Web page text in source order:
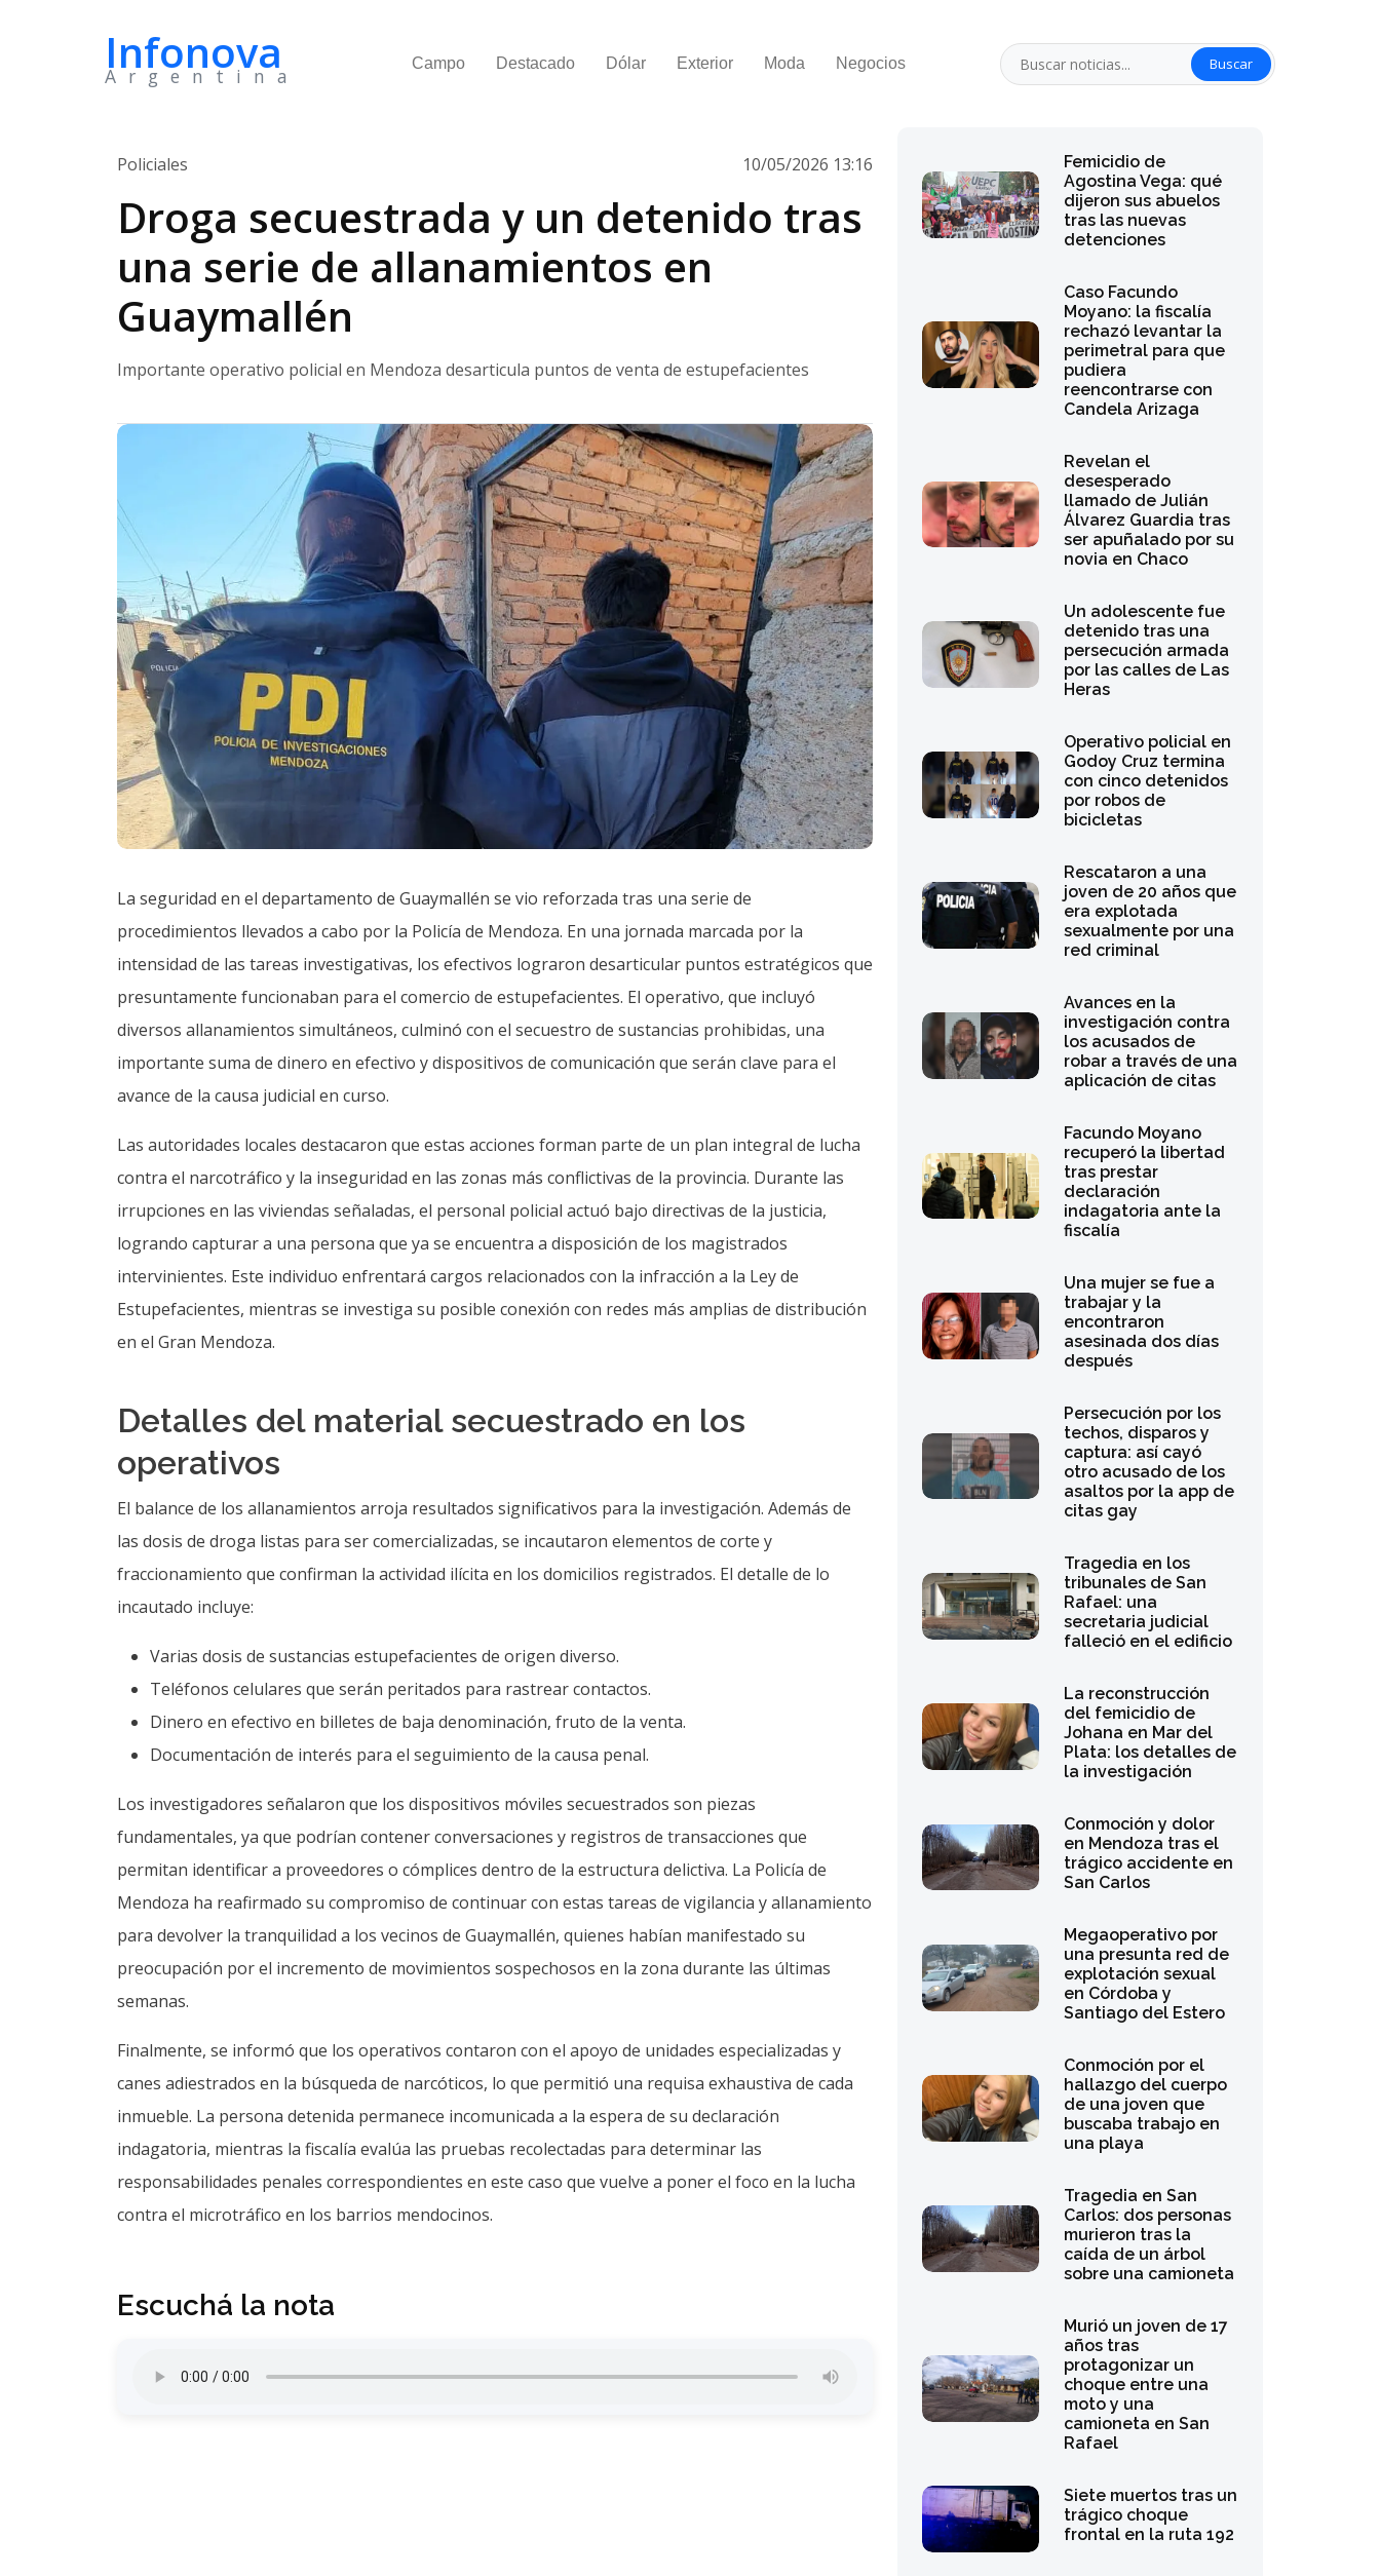
Infonova
Argentina
Campo Destacado Dólar Exterior Moda Negocios Buscar
Policiales 10/05/2026 13:16
Droga secuestrada y un detenido tras
una serie de allanamientos en
Guaymallén
Importante operativo policial en Mendoza desarticula puntos de venta de estupefacientes
La seguridad en el departamento de Guaymallén se vio reforzada tras una serie de
procedimientos llevados a cabo por la Policía de Mendoza. En una jornada marcada por la
intensidad de las tareas investigativas, los efectivos lograron desarticular puntos estratégicos que
presuntamente funcionaban para el comercio de estupefacientes. El operativo, que incluyó
diversos allanamientos simultáneos, culminó con el secuestro de sustancias prohibidas, una
importante suma de dinero en efectivo y dispositivos de comunicación que serán clave para el
avance de la causa judicial en curso.
Las autoridades locales destacaron que estas acciones forman parte de un plan integral de lucha
contra el narcotráfico y la inseguridad en las zonas más conflictivas de la provincia. Durante las
irrupciones en las viviendas señaladas, el personal policial actuó bajo directivas de la justicia,
logrando capturar a una persona que ya se encuentra a disposición de los magistrados
intervinientes. Este individuo enfrentará cargos relacionados con la infracción a la Ley de
Estupefacientes, mientras se investiga su posible conexión con redes más amplias de distribución
en el Gran Mendoza.
Detalles del material secuestrado en los
operativos
El balance de los allanamientos arroja resultados significativos para la investigación. Además de
las dosis de droga listas para ser comercializadas, se incautaron elementos de corte y
fraccionamiento que confirman la actividad ilícita en los domicilios registrados. El detalle de lo
incautado incluye:
Varias dosis de sustancias estupefacientes de origen diverso.
Teléfonos celulares que serán peritados para rastrear contactos.
Dinero en efectivo en billetes de baja denominación, fruto de la venta.
Documentación de interés para el seguimiento de la causa penal.
Los investigadores señalaron que los dispositivos móviles secuestrados son piezas
fundamentales, ya que podrían contener conversaciones y registros de transacciones que
permitan identificar a proveedores o cómplices dentro de la estructura delictiva. La Policía de
Mendoza ha reafirmado su compromiso de continuar con estas tareas de vigilancia y allanamiento
para devolver la tranquilidad a los vecinos de Guaymallén, quienes habían manifestado su
preocupación por el incremento de movimientos sospechosos en la zona durante las últimas
semanas.
Finalmente, se informó que los operativos contaron con el apoyo de unidades especializadas y
canes adiestrados en la búsqueda de narcóticos, lo que permitió una requisa exhaustiva de cada
inmueble. La persona detenida permanece incomunicada a la espera de su declaración
indagatoria, mientras la fiscalía evalúa las pruebas recolectadas para determinar las
responsabilidades penales correspondientes en este caso que vuelve a poner el foco en la lucha
contra el microtráfico en los barrios mendocinos.
Escuchá la nota
Femicidio de
Agostina Vega: qué
dijeron sus abuelos
tras las nuevas
detenciones
Caso Facundo
Moyano: la fiscalía
rechazó levantar la
perimetral para que
pudiera
reencontrarse con
Candela Arizaga
Revelan el
desesperado
llamado de Julián
Álvarez Guardia tras
ser apuñalado por su
novia en Chaco
Un adolescente fue
detenido tras una
persecución armada
por las calles de Las
Heras
Operativo policial en
Godoy Cruz termina
con cinco detenidos
por robos de
bicicletas
Rescataron a una
joven de 20 años que
era explotada
sexualmente por una
red criminal
Avances en la
investigación contra
los acusados de
robar a través de una
aplicación de citas
Facundo Moyano
recuperó la libertad
tras prestar
declaración
indagatoria ante la
fiscalía
Una mujer se fue a
trabajar y la
encontraron
asesinada dos días
después
Persecución por los
techos, disparos y
captura: así cayó
otro acusado de los
asaltos por la app de
citas gay
Tragedia en los
tribunales de San
Rafael: una
secretaria judicial
falleció en el edificio
La reconstrucción
del femicidio de
Johana en Mar del
Plata: los detalles de
la investigación
Conmoción y dolor
en Mendoza tras el
trágico accidente en
San Carlos
Megaoperativo por
una presunta red de
explotación sexual
en Córdoba y
Santiago del Estero
Conmoción por el
hallazgo del cuerpo
de una joven que
buscaba trabajo en
una playa
Tragedia en San
Carlos: dos personas
murieron tras la
caída de un árbol
sobre una camioneta
Murió un joven de 17
años tras
protagonizar un
choque entre una
moto y una
camioneta en San
Rafael
Siete muertos tras un
trágico choque
frontal en la ruta 192